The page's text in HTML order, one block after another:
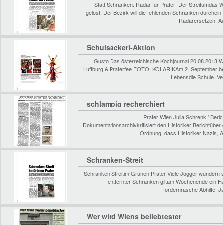
Statt Schranken: Radar für Prater! Der Streitumdas
gelöst: Der Bezirk will die fehlenden Schranken
Radarersetzen.
Schulsackerl-Aktion
Gusto Das österreichische Kochjournal 20.08.2013
Luftburg & Praterfee FOTO: KOLARIKAm 2. September
Lebensdie Schule.
schlampig recherchiert
Prater Wien Julia Schrenk '
Dokumentationsarchivkritisiert den Historiker
Ordnung, dass Historiker Nazis,
Schranken-Streit
Schranken Streitim Grünen Prater Viele Jogger
entfernter Schranken giltam Wochenende ein
fordernrasche Abhilfe!
Wer wird Wiens beliebtester